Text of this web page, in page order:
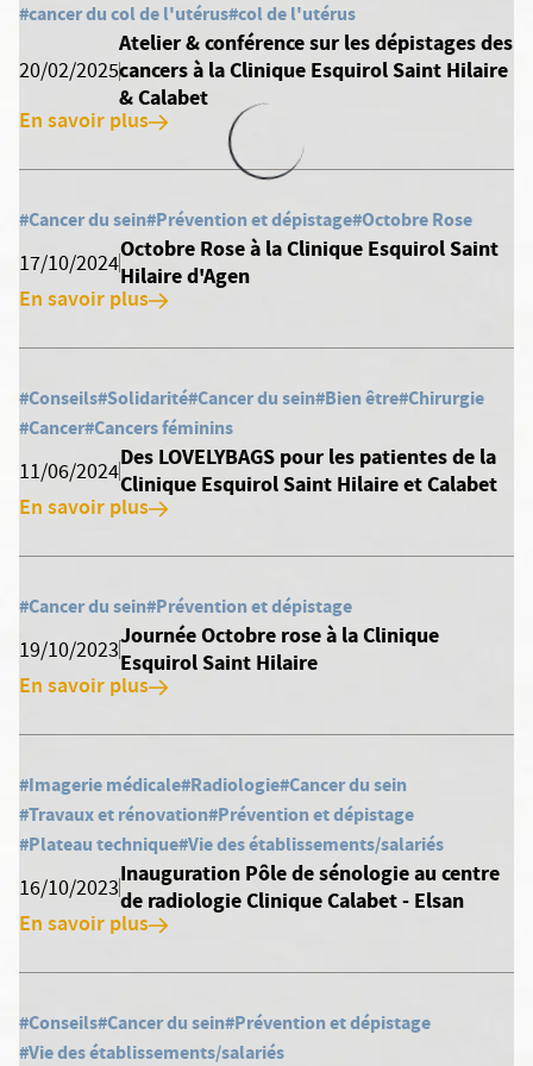
#cancer du col de l'utérus#col de l'utérus
20/02/2025
Atelier & conférence sur les dépistages des
cancers à la Clinique Esquirol Saint Hilaire
& Calabet
En savoir plus
#Cancer du sein#Prévention et dépistage#Octobre Rose
17/10/2024
Octobre Rose à la Clinique Esquirol Saint
Hilaire d'Agen
En savoir plus
#Conseils#Solidarité#Cancer du sein#Bien être#Chirurgie
#Cancer#Cancers féminins
11/06/2024
Des LOVELYBAGS pour les patientes de la
Clinique Esquirol Saint Hilaire et Calabet
En savoir plus
#Cancer du sein#Prévention et dépistage
19/10/2023
Journée Octobre rose à la Clinique
Esquirol Saint Hilaire
En savoir plus
#Imagerie médicale#Radiologie#Cancer du sein
#Travaux et rénovation#Prévention et dépistage
#Plateau technique#Vie des établissements/salariés
16/10/2023
Inauguration Pôle de sénologie au centre
de radiologie Clinique Calabet - Elsan
En savoir plus
#Conseils#Cancer du sein#Prévention et dépistage
#Vie des établissements/salariés